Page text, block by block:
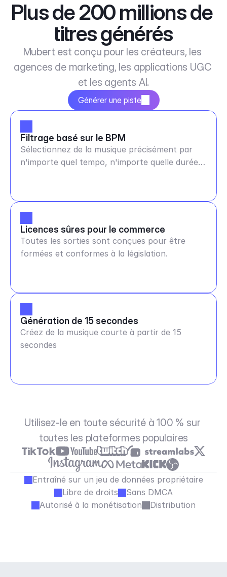
Plus de 200 millions de
titres générés
Mubert est conçu pour les créateurs, les
agences de marketing, les applications UGC
et les agents AI.
Générer une piste
Filtrage basé sur le BPM
Sélectionnez de la musique précisément par
n'importe quel tempo, n'importe quelle durée
Licences sûres pour le commerce
Toutes les sorties sont conçues pour être
formées et conformes à la législation.
Génération de 15 secondes
Créez de la musique courte à partir de 15
secondes
Utilisez-le en toute sécurité à 100 % sur
toutes les plateformes populaires
Entraîné sur un jeu de données propriétaire
Libre de droits
Sans DMCA
Autorisé à la monétisation
Distribution